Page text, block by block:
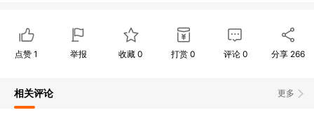
点赞 1 举报 收藏0 打赏 0 评论 0 分享 266
更多
相关评论